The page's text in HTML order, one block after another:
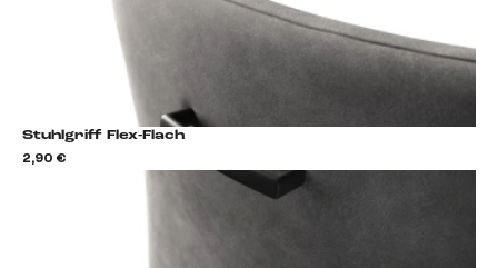
Stuhlgriff Flex-Flach
2,90 €
Stuhlgriff hinzufügen